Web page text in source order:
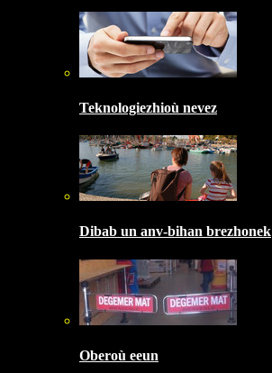
Teknologiezhioù nevez
Dibab un anv-bihan brezhonek
Oberoù eeun